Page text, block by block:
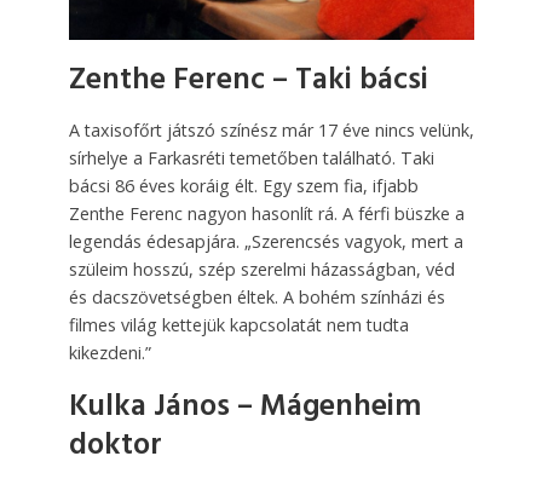
Zenthe Ferenc – Taki bácsi
A taxisofőrt játszó színész már 17 éve nincs velünk,
sírhelye a Farkasréti temetőben található. Taki
bácsi 86 éves koráig élt. Egy szem fia, ifjabb
Zenthe Ferenc nagyon hasonlít rá. A férfi büszke a
legendás édesapjára. „Szerencsés vagyok, mert a
szüleim hosszú, szép szerelmi házasságban, véd
és dacszövetségben éltek. A bo­hém színházi és
filmes világ kettejük kapcsolatát nem tudta
kikezdeni.”
Kulka János – Mágenheim
doktor